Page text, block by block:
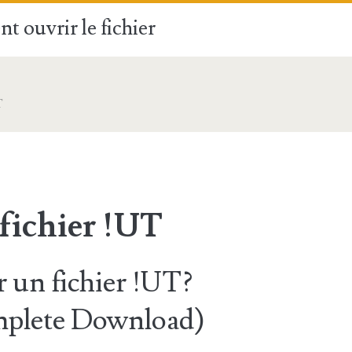
ouvrir le fichier
!UT
un fichier !UT?
Download)